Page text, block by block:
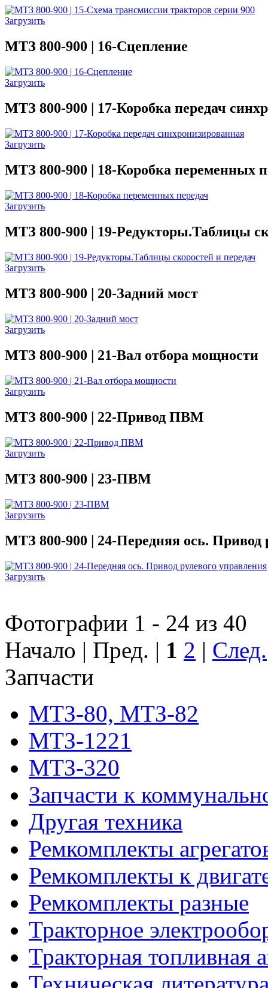
Загрузить
МТЗ 800-900 | 16-Сцепление
Загрузить
МТЗ 800-900 | 17-Коробка передач
Загрузить
МТЗ 800-900 | 18-Коробка переменных
Загрузить
МТЗ 800-900 | 19-Редукторы.Таблицы
Загрузить
МТЗ 800-900 | 20-Задний мост
Загрузить
МТЗ 800-900 | 21-Вал отбора мощности
Загрузить
МТЗ 800-900 | 22-Привод ПВМ
Загрузить
МТЗ 800-900 | 23-ПВМ
Загрузить
МТЗ 800-900 | 24-Передняя ось. Привод
Загрузить
Фотографии 1 - 24 из 40
Начало | Пред. | 1 2 | След.
Запчасти
МТЗ-80, МТЗ-82
МТЗ-1221
МТЗ-320
Запчасти к
Другая техника
Ремкомплекты
Ремкомплекты к
Ремкомплекты разные
Тракторное
Тракторная топливная